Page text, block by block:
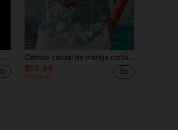
Camisa casual de manga corta con estampado de palmera para vacaciones para adulto
$13.98
Estimado